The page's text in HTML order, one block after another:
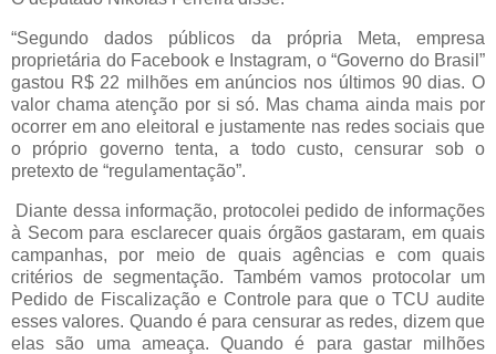
“Segundo dados públicos da própria Meta, empresa
proprietária do Facebook e Instagram, o “Governo do Brasil”
gastou R$ 22 milhões em anúncios nos últimos 90 dias. O
valor chama atenção por si só. Mas chama ainda mais por
ocorrer em ano eleitoral e justamente nas redes sociais que
o próprio governo tenta, a todo custo, censurar sob o
pretexto de “regulamentação”.
Diante dessa informação, protocolei pedido de informações
à Secom para esclarecer quais órgãos gastaram, em quais
campanhas, por meio de quais agências e com quais
critérios de segmentação. Também vamos protocolar um
Pedido de Fiscalização e Controle para que o TCU audite
esses valores. Quando é para censurar as redes, dizem que
elas são uma ameaça. Quando é para gastar milhões